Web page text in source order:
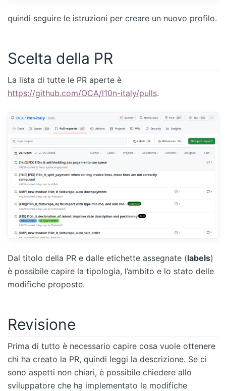
quindi seguire le istruzioni per creare un nuovo profilo.
Scelta della PR
La lista di tutte le PR aperte è
https://github.com/OCA/l10n-italy/pulls.
Dal titolo della PR e dalle etichette assegnate (labels)
è possibile capire la tipologia, l’ambito e lo stato delle
modifiche proposte.
Revisione
Prima di tutto è necessario capire cosa vuole ottenere
chi ha creato la PR, quindi leggi la descrizione. Se ci
sono aspetti non chiari, è possibile chiedere allo
sviluppatore che ha implementato le modifiche